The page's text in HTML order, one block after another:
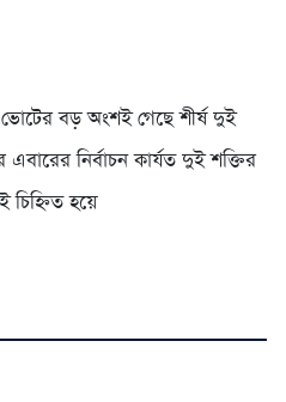
বড় অংশই গেছে শীর্ষ দুই
নির্বাচন কার্যত দুই শক্তির
চিহ্নিত হয়ে